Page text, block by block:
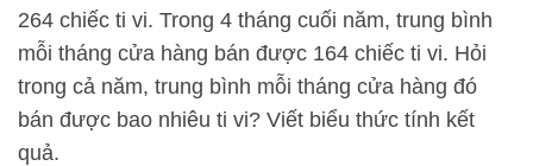
264 chiếc ti vi. Trong 4 tháng cuối năm, trung bình
mỗi tháng cửa hàng bán được 164 chiếc ti vi. Hỏi
trong cả năm, trung bình mỗi tháng cửa hàng đó
bán được bao nhiêu ti vi? Viết biểu thức tính kết
quả.